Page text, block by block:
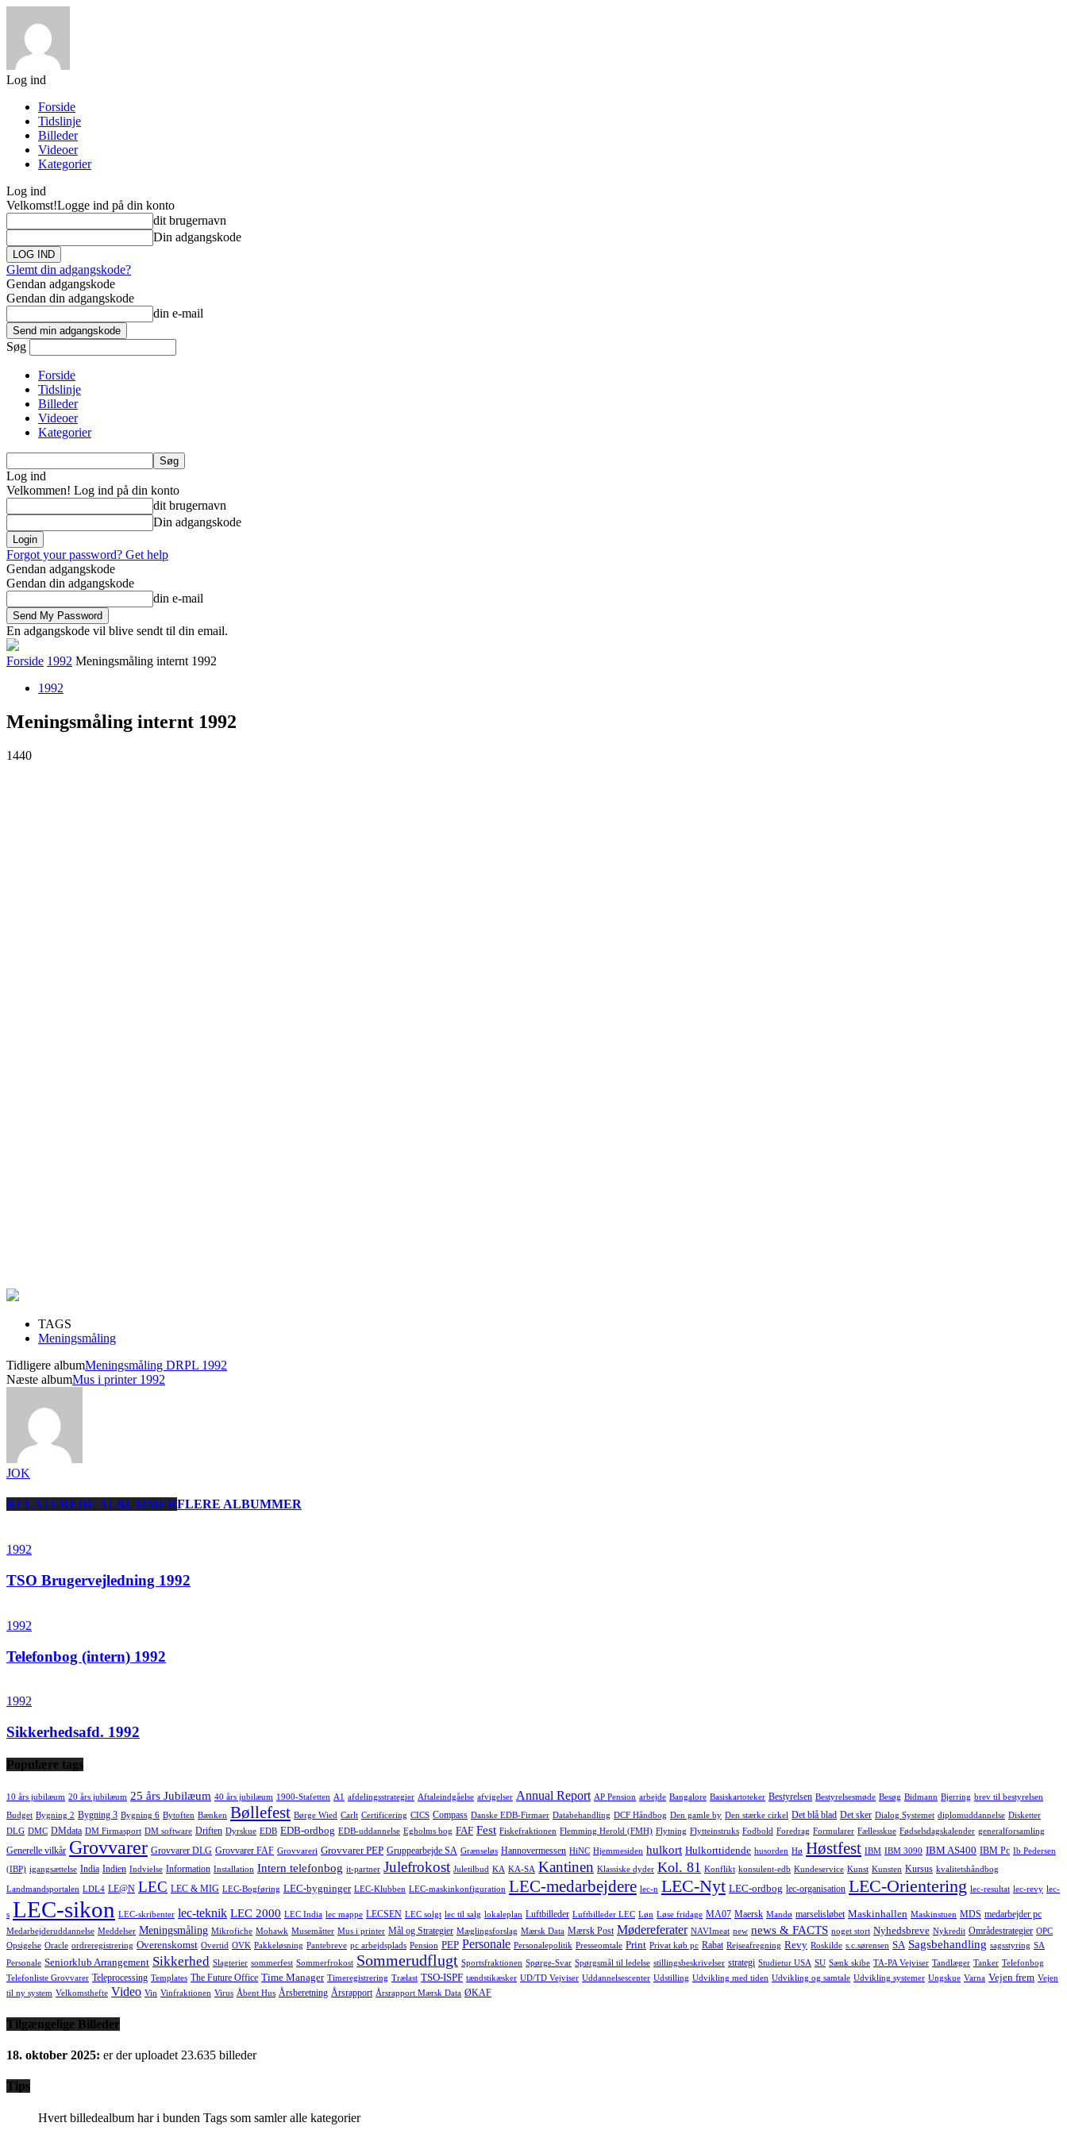
Log ind
Forside
Tidslinje
Billeder
Videoer
Kategorier
Log ind
Velkomst!Logge ind på din konto
dit brugernavn
Din adgangskode
Glemt din adgangskode?
Gendan adgangskode
Gendan din adgangskode
din e-mail
Søg
Forside
Tidslinje
Billeder
Videoer
Kategorier
Log ind
Velkommen! Log ind på din konto
dit brugernavn
Din adgangskode
Forgot your password? Get help
Gendan adgangskode
Gendan din adgangskode
din e-mail
En adgangskode vil blive sendt til din email.
Forside 1992 Meningsmåling internt 1992
1992
Meningsmåling internt 1992
1440
TAGS
Meningsmåling
Tidligere albumMeningsmåling DRPL 1992
Næste albumMus i printer 1992
JOK
RELATEREDE ALBUMMERFLERE ALBUMMER
1992
TSO Brugervejledning 1992
1992
Telefonbog (intern) 1992
1992
Sikkerhedsafd. 1992
Populære tags
10 års jubilæum 20 års jubilæum 25 års Jubilæum 40 års jubilæum 1900-Stafetten A1 afdelingsstrategier Aftaleindgåelse afvigelser Annual Report AP Pension arbejde Bangalore Basiskartoteker Bestyrelsen Bestyrelsesmøde Besøg Bidmann Bjerring brev til bestyrelsen
Budget Bygning 2 Bygning 3 Bygning 6 Bytoften Bænken Bøllefest Børge Wied Carlt Certificering CICS Compass Danske EDB-Firmaer Databehandling DCF Håndbog Den gamle by Den stærke cirkel Det blå blad Det sker Dialog Systemet diplomuddannelse Disketter
DLG DMC DMdata DM Firmasport DM software Driften Dyrskue EDB EDB-ordbog EDB-uddannelse Egholms bog FAF Fest Fiskefraktionen Flemming Herold (FMH) Flytning Flytteinstruks Fodbold Foredrag Formularer Fællesskue Fødselsdagskalender generalforsamling
Generelle vilkår Grovvarer Grovvarer DLG Grovvarer FAF Grovvareri Grovvarer PEP Gruppearbejde SA Grænseløs Hannovermessen HiNC Hjemmesiden hulkort Hulkorttidende husorden Hø Høstfest IBM IBM 3090 IBM AS400 IBM Pc Ib Pedersen
(IBP) igangsættelse India Indien Indvielse Information Installation Intern telefonbog it-partner Julefrokost Juletilbud KA KA-SA Kantinen Klassiske dyder Kol. 81 Konflikt konsulent-edb Kundeservice Kunst Kunsten Kursus kvalitetshåndbog
Landmandsportalen LDL4 LE@N LEC LEC & MIG LEC-Bogføring LEC-bygninger LEC-Klubben LEC-maskinkonfiguration LEC-medarbejdere lec-n LEC-Nyt LEC-ordbog lec-organisation LEC-Orientering lec-resultat lec-revy lec-
s LEC-sikon LEC-skribenter lec-teknik LEC 2000 LEC India lec mappe LECSEN LEC solgt lec til salg lokaleplan Luftbilleder Luftbilleder LEC Løn Løse fridage MA07 Maersk Mandø marselisløbet Maskinhallen Maskinstuen MDS medarbejder pc
Medarbejderuddannelse Meddelser Meningsmåling Mikrofiche Mohawk Musemåtter Mus i printer Mål og Strategier Mæglingsforslag Mærsk Data Mærsk Post Mødereferater NAVImeat new news & FACTS noget stort Nyhedsbreve Nykredit Områdestrategier OPC
Opsigelse Oracle ordreregistrering Overenskomst Overtid OVK Pakkeløsning Pantebreve pc arbejdsplads Pension PEP Personale Personalepolitik Presseomtale Print Privat køb pc Rabat Rejseafregning Revy Roskilde s.c.sørensen SA Sagsbehandling sagsstyring SA
Personale Seniorklub Arrangement Sikkerhed Slagterier sommerfest Sommerfrokost Sommerudflugt Sportsfraktionen Spørge-Svar Spørgsmål til ledelse stillingsbeskrivelser strategi Studietur USA SU Sænk skibe TA-PA Vejviser Tandlæger Tanker Telefonbog
Telefonliste Grovvarer Teleprocessing Templates The Future Office Time Manager Timeregistrering Trælast TSO-ISPF tændstikæsker UD/TD Vejviser Uddannelsescenter Udstilling Udvikling med tiden Udvikling og samtale Udvikling systemer Ungskue Varna Vejen frem Vejen
til ny system Velkomsthefte Video Vin Vinfraktionen Virus Åbent Hus Årsberetning Årsrapport Årsrapport Mærsk Data ØKAF
Tilgængelige Billeder
18. oktober 2025: er der uploadet 23.635 billeder
Tips
Hvert billedealbum har i bunden Tags som samler alle kategorier